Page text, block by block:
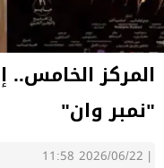
المركز الخامس..
"نمبر وان"
|
2026/06/22 11:58